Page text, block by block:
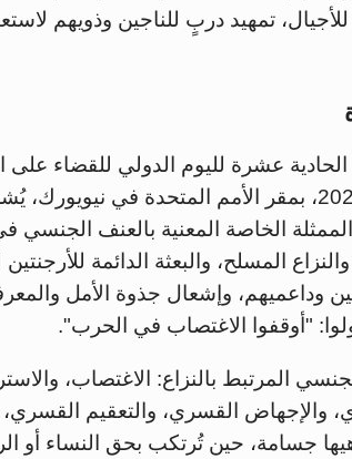
تمهيد دربٍ للناجين وذويهم
الحادية عشرة لليوم الدولي للقضاء
يوم الخميس، 19 يونيو 2025، بمقر الأمم المتحدة في
الخاصة المعنية بالعنف الجنسي
المسلح، والبعثة الدائمة
وداعميهم، وإشعال جذوة الأمل
"أوقفوا الاغتصاب في الحرب".
المرتبط بالنزاع: الاغتصاب،
والإجهاض القسري، والتعقيم
جسامة، حين تُرتكب بحق النساء أو